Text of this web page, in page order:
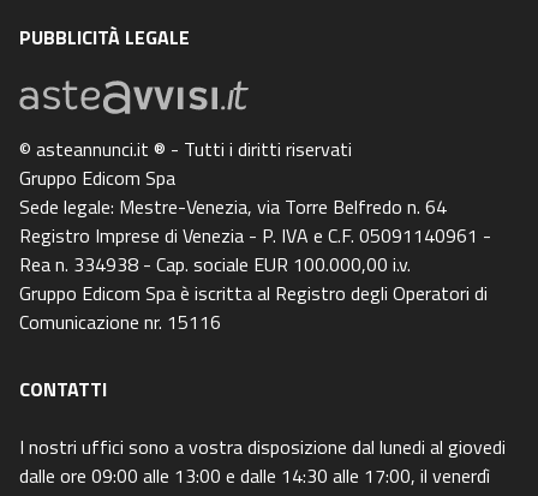
PUBBLICITÀ LEGALE
© asteannunci.it ® - Tutti i diritti riservati
Gruppo Edicom Spa
Sede legale: Mestre-Venezia, via Torre Belfredo n. 64
Registro Imprese di Venezia - P. IVA e C.F. 05091140961 -
Rea n. 334938 - Cap. sociale EUR 100.000,00 i.v.
Gruppo Edicom Spa è iscritta al Registro degli Operatori di
Comunicazione nr. 15116
CONTATTI
I nostri uffici sono a vostra disposizione dal lunedi al giovedi
dalle ore 09:00 alle 13:00 e dalle 14:30 alle 17:00, il venerdì